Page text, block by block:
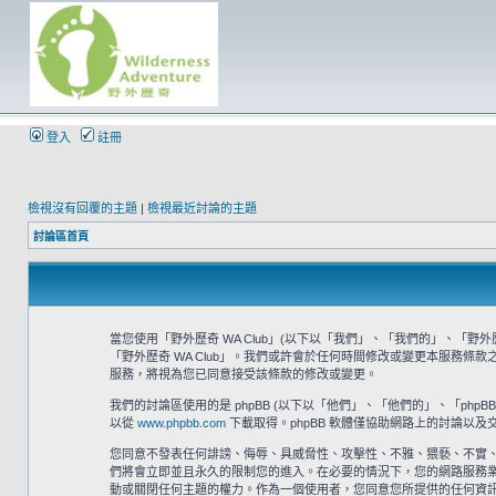
登入 註冊
檢視沒有回覆的主題 | 檢視最近討論的主題
討論區首頁
當您使用「野外歷奇 WA Club」(以下以「我們」、「我們的」、「野
「野外歷奇 WA Club」。我們或許會於任何時間修改或變更本服務條
服務，將視為您已同意接受該條款的修改或變更。
我們的討論區使用的是 phpBB (以下以「他們」、「他們的」、「
以從 www.phpbb.com下載取得。phpBB 軟體僅協助網路上的討論以及
您同意不發表任何誹謗、侮辱、具威脅性、攻擊性、不雅、猥褻、不
們將會立即並且永久的限制您的進入。在必要的情況下，您的網路服
動或關閉任何主題的權力。作為一個使用者，您同意您所提供的任何